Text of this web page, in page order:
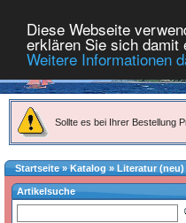
Diese Webseite
erklären Sie sich damit
Weitere Informationen
Sollte es bei Ihrer Bestellung
Startseite»Katalog » Literatur (neu)
Artikelsuche